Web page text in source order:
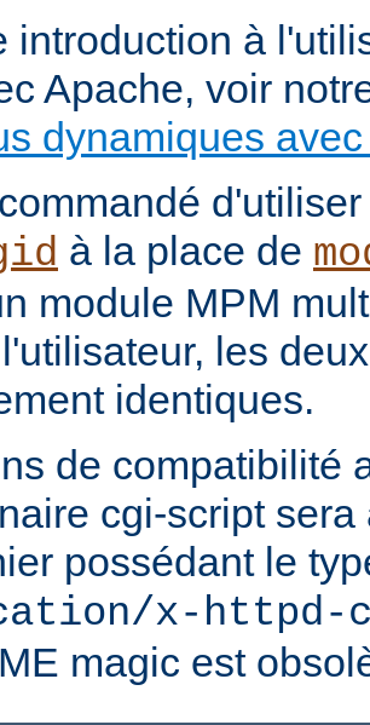
introduction à
Apache, voir
dynamiques
à la place de
module MPM
les
identiques.
de compatibilité
cgi-script
possédant le
x-httpd-
magic est